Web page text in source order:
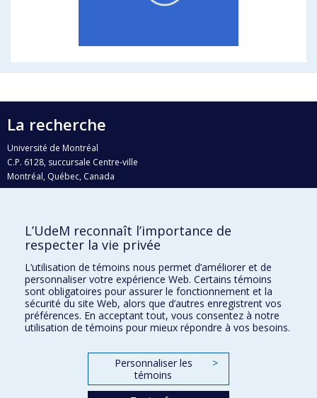
La recherche
Université de Montréal
C.P. 6128, succursale Centre-ville
Montréal, Québec, Canada
H3C 3J7
Qui fait quoi?
Nous trouver
Plan du site
Accessibilité
L’UdeM reconnaît l’importance de
respecter la vie privée
L’utilisation de témoins nous permet d’améliorer et de
personnaliser votre expérience Web. Certains témoins
sont obligatoires pour assurer le fonctionnement et la
sécurité du site Web, alors que d’autres enregistrent vos
préférences. En acceptant tout, vous consentez à notre
utilisation de témoins pour mieux répondre à vos besoins.
Personnaliser les
témoins
>